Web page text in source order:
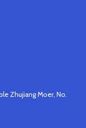
Zhujiang Moer, No.